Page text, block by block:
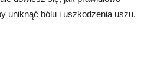
uniknąć bólu i uszkodzenia uszu.